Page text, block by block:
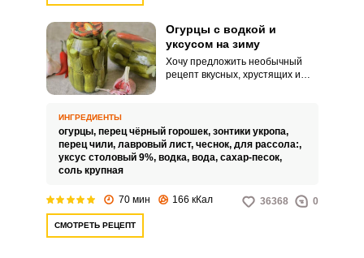
Огурцы с водкой и
уксусом на зиму
Хочу предложить необычный
рецепт вкусных, хрустящих и
консерванта и совершенно не
чувствуется, а придает
дополнительную хрусткость
овощам.
ИНГРЕДИЕНТЫ
огурцы, перец чёрный горошек, зонтики укропа,
перец чили, лавровый лист, чеснок, для рассола:,
уксус столовый 9%, водка, вода, сахар-песок,
соль крупная
70 мин 166 кКал 36368 0
СМОТРЕТЬ РЕЦЕПТ